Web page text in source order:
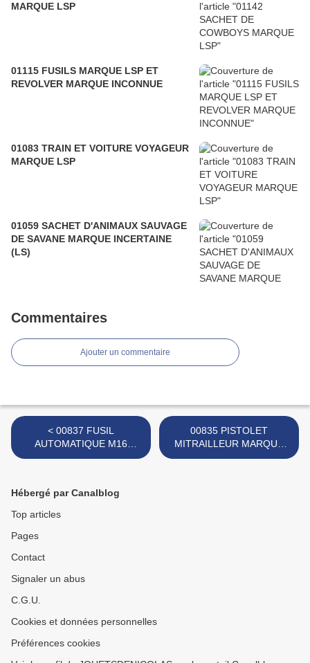
MARQUE LSP
01115 FUSILS MARQUE LSP ET
REVOLVER MARQUE INCONNUE
01083 TRAIN ET VOITURE VOYAGEUR
MARQUE LSP
01059 SACHET D'ANIMAUX SAUVAGE
DE SAVANE MARQUE INCERTAINE
(LS)
Commentaires
Ajouter un commentaire
< 00837 FUSIL
AUTOMATIQUE M16
MARQUE INCONNUE
00835 PISTOLET
MITRAILLEUR MARQUE
LSP >
Hébergé par Canalblog
Top articles
Pages
Contact
Signaler un abus
C.G.U.
Cookies et données personnelles
Préférences cookies